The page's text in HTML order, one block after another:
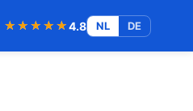
★★★★★
★★★★★4.8 NL DE